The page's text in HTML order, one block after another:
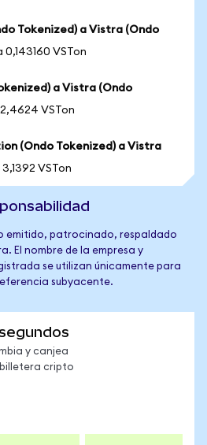
Tokenized) a Vistra (Ondo
0,143160 VSTon
a Vistra (Ondo
VSTon
(Ondo Tokenized) a Vistra
VSTon
emitido, patrocinado, respaldado
El nombre de la empresa y
se utilizan únicamente para
subyacente.
y canjea
cripto